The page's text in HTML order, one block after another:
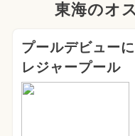
東海のオ
プールデビュー
レジャープール